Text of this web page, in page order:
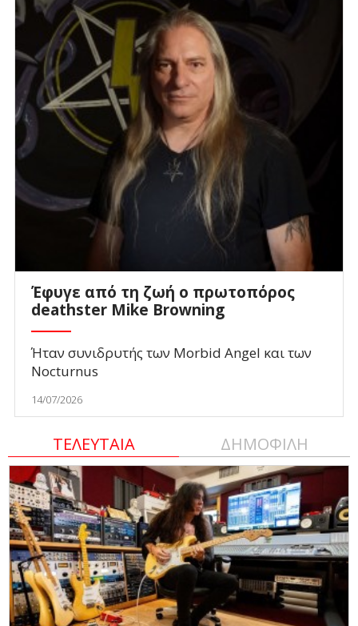
Έφυγε από τη ζωή ο πρωτοπόρος
deathster Mike Browning
Ήταν συνιδρυτής των Morbid Angel και των
Nocturnus
14/07/2026
ΤΕΛΕΥΤΑΙΑ ΔΗΜΟΦΙΛΗ